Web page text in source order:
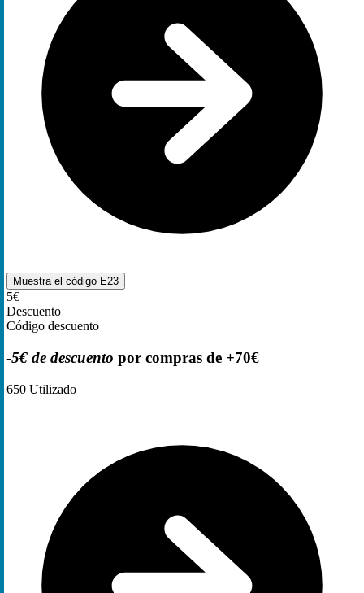
Muestra el código E23
5€
Descuento
Código descuento
-5€ de descuento por compras de +70€
650 Utilizado